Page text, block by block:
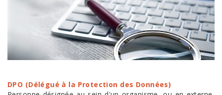
DPO (Délégué à la Protection des Données)